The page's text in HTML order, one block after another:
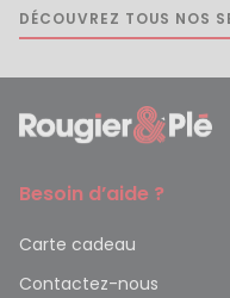
DÉCOUVREZ TOUS NOS
Besoin d’aide ?
Carte cadeau
Contactez-nous